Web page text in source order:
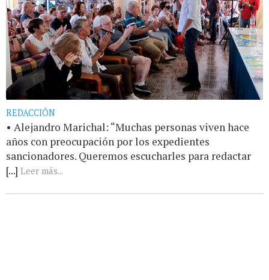
REDACCIÓN
• Alejandro Marichal: “Muchas personas viven hace
años con preocupación por los expedientes
sancionadores. Queremos escucharles para redactar
[...] Leer más...